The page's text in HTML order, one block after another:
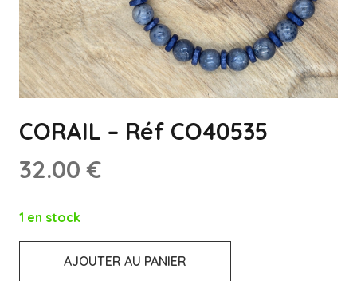
CORAIL – Réf CO40535
32.00€
1 en stock
AJOUTER AU PANIER